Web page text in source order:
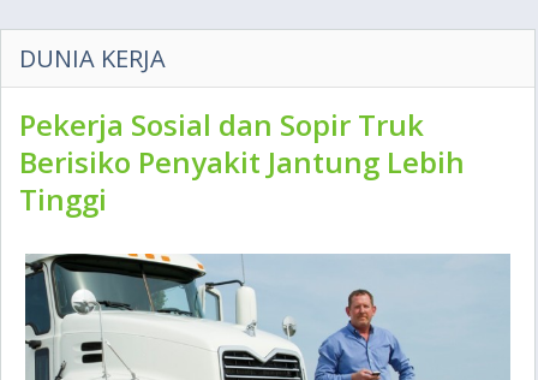
DUNIA KERJA
Pekerja Sosial dan Sopir Truk
Berisiko Penyakit Jantung Lebih
Tinggi